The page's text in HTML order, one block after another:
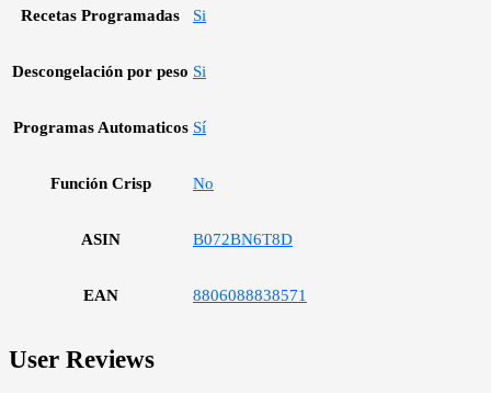
Recetas Programadas Si
Descongelación por peso Si
Programas Automaticos Sí
Función Crisp No
ASIN B072BN6T8D
EAN 8806088838571
User Reviews